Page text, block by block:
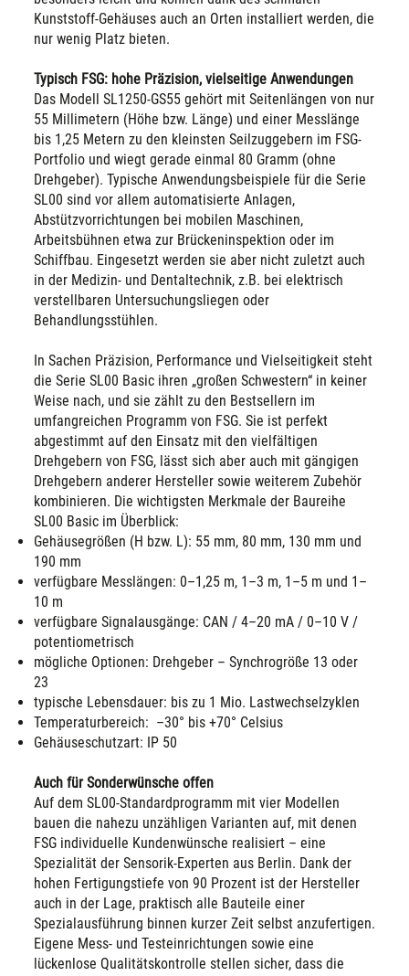
Kunststoff-Gehäuses auch an Orten installiert werden, die
nur wenig Platz bieten.
Typisch FSG: hohe Präzision, vielseitige Anwendungen
Das Modell SL1250-GS55 gehört mit Seitenlängen von nur
55 Millimetern (Höhe bzw. Länge) und einer Messlänge
bis 1,25 Metern zu den kleinsten Seilzuggebern im FSG-
Portfolio und wiegt gerade einmal 80 Gramm (ohne
Drehgeber). Typische Anwendungsbeispiele für die Serie
SL00 sind vor allem automatisierte Anlagen,
Abstützvorrichtungen bei mobilen Maschinen,
Arbeitsbühnen etwa zur Brückeninspektion oder im
Schiffbau. Eingesetzt werden sie aber nicht zuletzt auch
in der Medizin- und Dentaltechnik, z.B. bei elektrisch
verstellbaren Untersuchungsliegen oder
Behandlungsstühlen.
In Sachen Präzision, Performance und Vielseitigkeit steht
die Serie SL00 Basic ihren „großen Schwestern“ in keiner
Weise nach, und sie zählt zu den Bestsellern im
umfangreichen Programm von FSG. Sie ist perfekt
abgestimmt auf den Einsatz mit den vielfältigen
Drehgebern von FSG, lässt sich aber auch mit gängigen
Drehgebern anderer Hersteller sowie weiterem Zubehör
kombinieren. Die wichtigsten Merkmale der Baureihe
SL00 Basic im Überblick:
Gehäusegrößen (H bzw. L): 55 mm, 80 mm, 130 mm und
190 mm
verfügbare Messlängen: 0–1,25 m, 1–3 m, 1–5 m und 1–
10 m
verfügbare Signalausgänge: CAN / 4–20 mA / 0–10 V /
potentiometrisch
mögliche Optionen: Drehgeber – Synchrogröße 13 oder
23
typische Lebensdauer: bis zu 1 Mio. Lastwechselzyklen
Temperaturbereich: –30° bis +70° Celsius
Gehäuseschutzart: IP 50
Auch für Sonderwünsche offen
Auf dem SL00-Standardprogramm mit vier Modellen
bauen die nahezu unzähligen Varianten auf, mit denen
FSG individuelle Kundenwünsche realisiert – eine
Spezialität der Sensorik-Experten aus Berlin. Dank der
hohen Fertigungstiefe von 90 Prozent ist der Hersteller
auch in der Lage, praktisch alle Bauteile einer
Spezialausführung binnen kurzer Zeit selbst anzufertigen.
Eigene Mess- und Testeinrichtungen sowie eine
lückenlose Qualitätskontrolle stellen sicher, dass die